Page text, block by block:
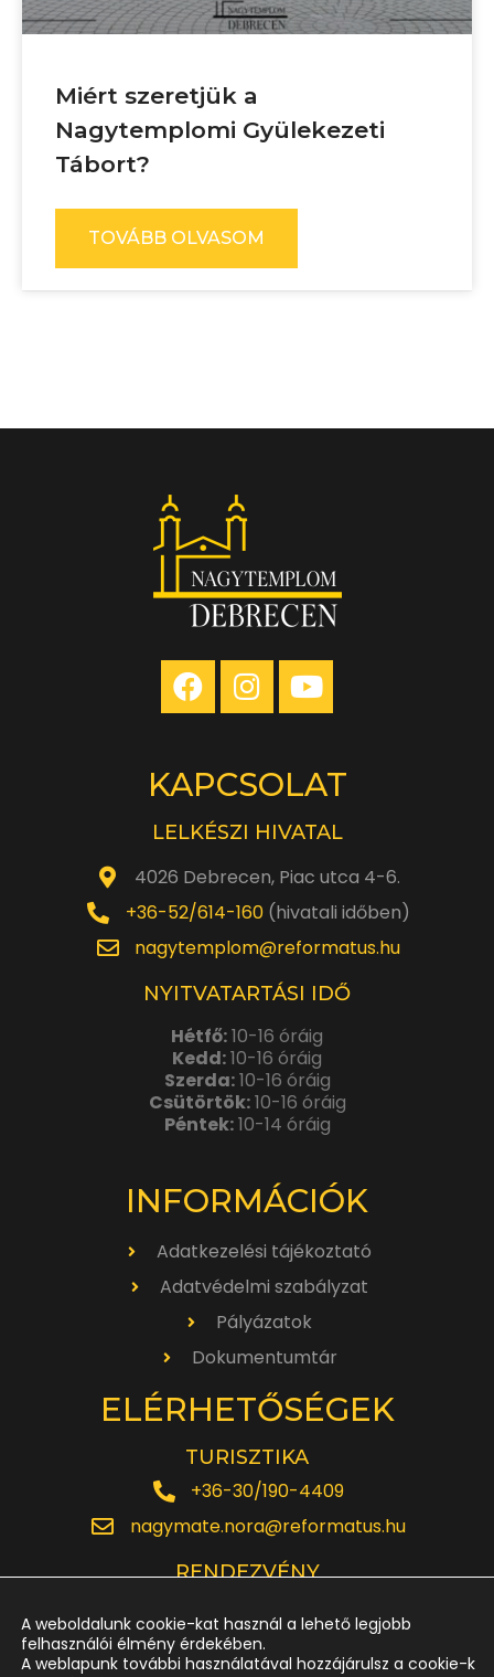
Miért szeretjük a
Nagytemplomi Gyülekezeti
Tábort?
TOVÁBB OLVASOM
KAPCSOLAT
LELKÉSZI HIVATAL
4026 Debrecen, Piac utca 4-6.
+36-52/614-160(hivatali időben)
nagytemplom@reformatus.hu
NYITVATARTÁSI IDŐ
Hétfő:10-16 óráig
Kedd:10-16 óráig
Szerda:10-16 óráig
Csütörtök:10-16 óráig
Péntek:10-14 óráig
INFORMÁCIÓK
Adatkezelési tájékoztató
Adatvédelmi szabályzat
Pályázatok
Dokumentumtár
ELÉRHETŐSÉGEK
TURISZTIKA
+36-30/190-4409
nagymate.nora@reformatus.hu
RENDEZVÉNY
rendezveny.nagytemplom@reformatus.hu
A weboldalunk cookie-kat használ a lehető legjobb
felhasználói élmény érdekében.
A weblapunk további használatával hozzájárulsz a cookie-k